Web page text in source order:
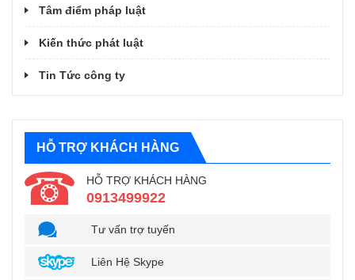
Tâm điểm pháp luật
Kiến thức phát luật
Tin Tức công ty
HỖ TRỢ KHÁCH HÀNG
HỖ TRỢ KHÁCH HÀNG
0913499922
Tư vấn trợ tuyến
Liên Hệ Skype